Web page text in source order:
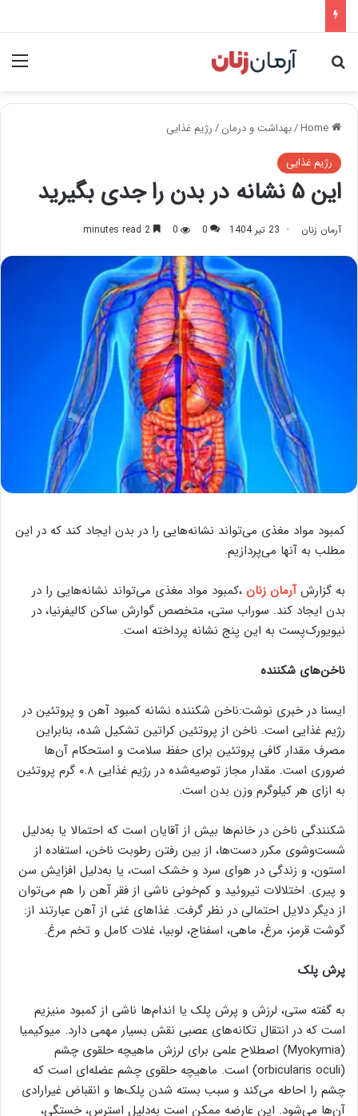
Search for
/بهداشت و درمان/رژیم غذایی
رژیم غذایی
این ۵ نشانه در بدن را جدی بگیرید
آرمان زنان 23 تیر 1404 0
0
کمبود مواد مغذی می‌تواند نشانه‌هایی را در بدن ایجاد کند که در این
مطلب به آنها می‌پردازیم.
به گزارشآرمان زنان ،کمبود مواد مغذی می‌تواند نشانه‌هایی را در
بدن ایجاد کند. سوراب ستی، متخصص گوارش ساکن کالیفرنیا، در
نیویورک‌پست به این پنج نشانه پرداخته است.
ناخن‌های شکننده
ایسنا در خبری نوشت:ناخن شکننده نشانه کمبود آهن و پروتئین در
رژیم غذایی است. ناخن‌ از پروتئین کراتین تشکیل شده، بنابراین
مصرف مقدار کافی پروتئین برای حفظ سلامت و استحکام آن‌ها
ضروری است. مقدار مجاز توصیه‌شده در رژیم غذایی ۰.۸ گرم پروتئین
به ازای هر کیلوگرم وزن بدن است.
شکنندگی ناخن‌ در خانم‌ها بیش از آقایان است که احتمالا یا به‌دلیل
شست‌وشوی مکرر دست‌ها، از بین رفتن رطوبت ناخن‌، استفاده از
استون، و زندگی در هوای سرد و خشک است، یا به‌دلیل افزایش سن
و پیری. اختلالات تیروئید و کم‌خونی ناشی از فقر آهن را هم می‌توان
از دیگر دلایل احتمالی در نظر گرفت. غذاهای غنی از آهن عبارتند از:
گوشت قرمز، مرغ، ماهی، اسفناج، لوبیا، غلات کامل و تخم مرغ.
پرش پلک‌
به گفته ستی، لرزش و پرش پلک‌ یا اندام‌ها ناشی از کمبود منیزیم
است که در انتقال تکانه‌های عصبی نقش بسیار مهمی دارد. میوکیمیا
(Myokymia) اصطلاح علمی برای لرزش ماهیچه حلقوی چشم
(orbicularis oculi) است. ماهیچه حلقوی چشم عضله‌ای است که
چشم را احاطه می‌کند و سبب بسته شدن پلک‌ها و انقباض غیرارادی
آن‌ها می‌شود. این عارضه ممکن است به‌دلیل استرس، خستگی،